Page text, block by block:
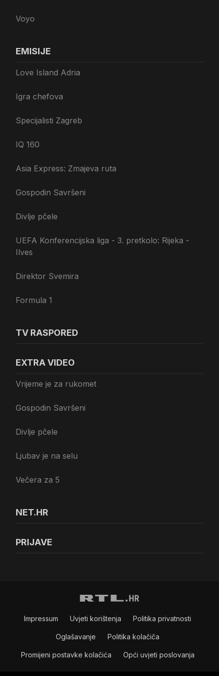
Voyo
EMISIJE
Love Island Adria
Igra chefova
Specijalisti Zagreb
IQ 160
Asia Express: Zmajeva ruta
Gospodin Savršeni
Divlje pčele
UEFA Konferencijska liga - 3. pretkolo: Rijeka -
Ilves
Direktor Svemira
Formula 1
TV RASPORED
EXTRA VIDEO
Vrijeme je za rukomet
Gospodin Savršeni
Divlje pčele
Ljubav je na selu
Večera za 5
NET.HR
PRIJAVE
Impressum Uvjeti korištenja Politika privatnosti
Oglašavanje Politika kolačiča
Promijeni postavke kolačića Opći uvjeti poslovanja